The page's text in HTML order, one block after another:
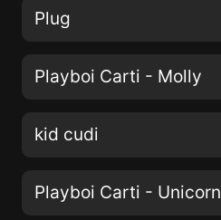
Plug
Playboi Carti - Molly
kid cudi
Playboi Carti - Unicorn